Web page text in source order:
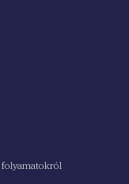
folyamatokról